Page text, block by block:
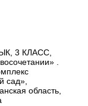
3 КЛАСС,
.
сад»,
область,